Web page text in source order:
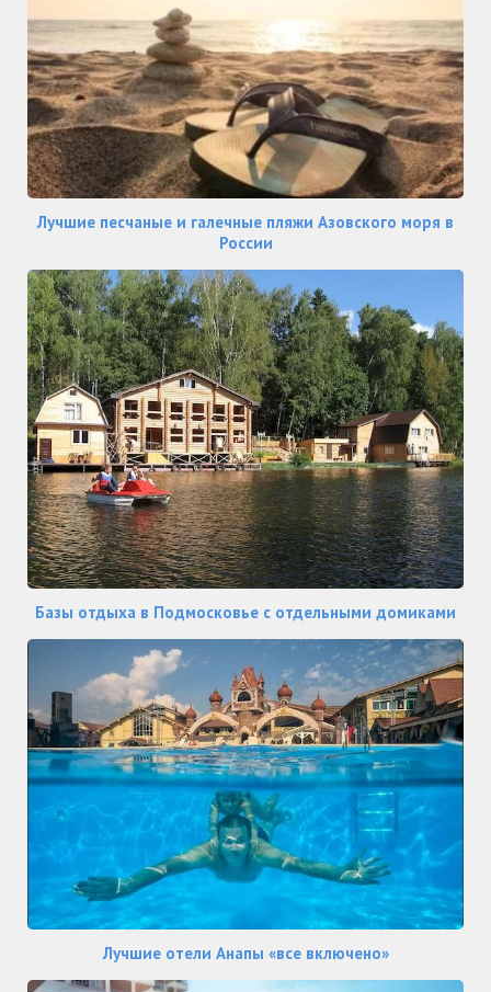
Лучшие песчаные и галечные пляжи Азовского моря в
России
Базы отдыха в Подмосковье с отдельными домиками
Лучшие отели Анапы «все включено»